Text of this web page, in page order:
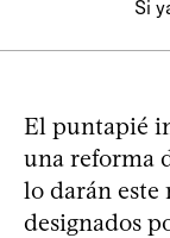
Si
El puntapié
una reforma
lo darán este
designados